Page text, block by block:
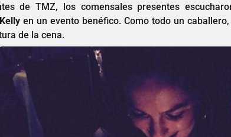
de TMZ, los comensales presentes
en un evento benéfico. Como todo un
de la cena.